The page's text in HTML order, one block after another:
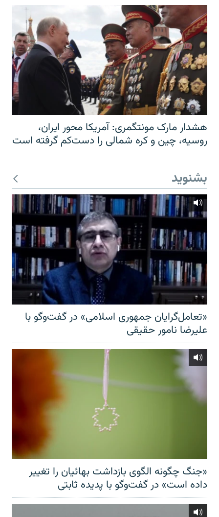
هشدار مارک مونتگمری: آمریکا محور ایران،
روسیه، چین و کره شمالی را دست‌کم گرفته است
بشنوید
«تعامل‌گرایان جمهوری اسلامی» در گفت‌وگو با
علیرضا نامور حقیقی
«جنگ چگونه الگوی بازداشت بهائیان را تغییر
داده است» در گفت‌وگو با پدیده ثابتی